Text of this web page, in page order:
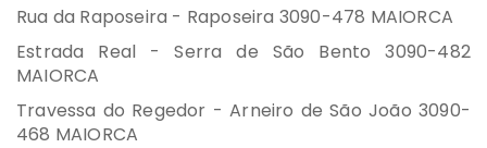
Rua da Raposeira - Raposeira 3090-478 MAIORCA
Estrada Real - Serra de São Bento 3090-482
MAIORCA
Travessa do Regedor - Arneiro de São João 3090-
468 MAIORCA